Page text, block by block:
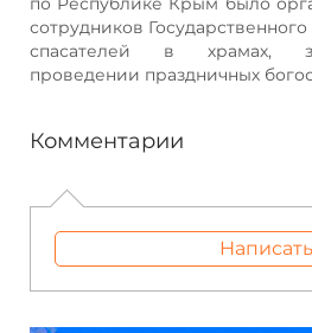
сотрудников
спасателей в храмах,
проведении праздничных
Комментарии
Написать